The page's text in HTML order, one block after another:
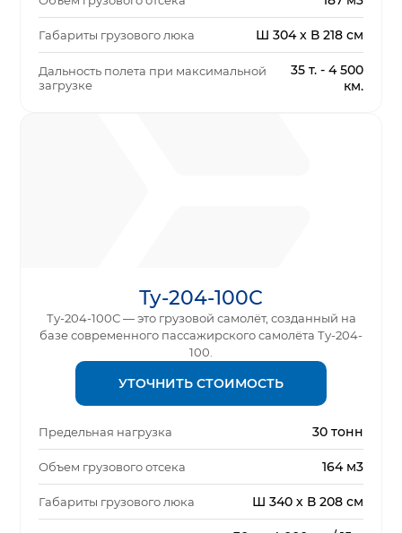
Габариты грузового люка Ш 304 x В 218 см
Дальность полета при максимальной
загрузке
35 т. - 4 500
км.
Ту-204-100С
Ту-204-100С — это грузовой самолёт, созданный на
базе современного пассажирского самолёта Ту-204-
100.
УТОЧНИТЬ СТОИМОСТЬ
Предельная нагрузка 30 тонн
Объем грузового отсека 164 м3
Габариты грузового люка Ш 340 х В 208 см